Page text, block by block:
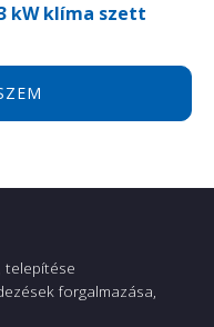
kW klíma szett
telepítése
forgalmazása,